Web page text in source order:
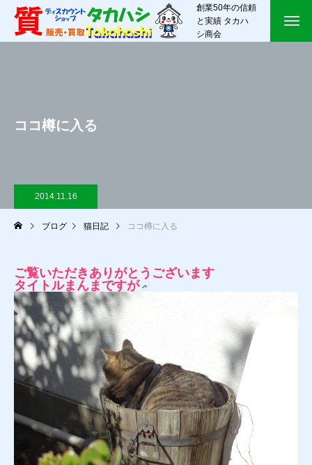
創業50年の信頼
と実績 タカハ
シ商会
ココ樽に入る
2014.11.16
ブログ 猫日記 ココ樽に入る
ご覧いただきありがとうございます
タイトルまんまですが